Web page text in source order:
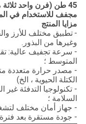
45 طن (فرن واحد
مجفف للاستخدام في
مزايا المنتج
- تطبيق مختلف للأرز
وغيرها من البذور.
المتوسط ​​؛
- مصدر حرارة متعددة
الكتلة الحيوية ، الخ)
- تكنولوجيا التدفئة غير
السلامة ؛
- جهاز أمان مختلف
- جودة مستقرة بعد